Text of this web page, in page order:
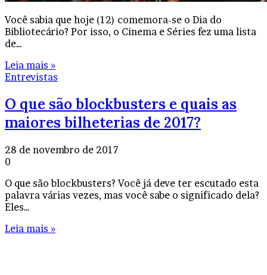
Você sabia que hoje (12) comemora-se o Dia do
Bibliotecário? Por isso, o Cinema e Séries fez uma lista
de…
Leia mais »
Entrevistas
O que são blockbusters e quais as
maiores bilheterias de 2017?
28 de novembro de 2017
0
O que são blockbusters? Você já deve ter escutado esta
palavra várias vezes, mas você sabe o significado dela?
Eles…
Leia mais »